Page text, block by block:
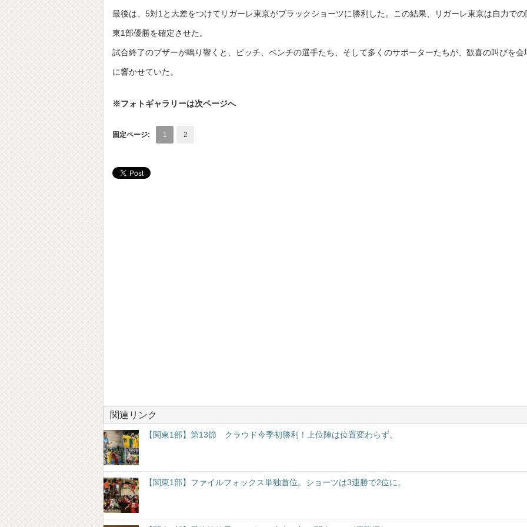
最後は、5対1と大差をつけてリガーレ東京がブラックショーツに勝利した。この結果、リガーレ東京は自力での
東1部優勝を確定させた。
試合終了のブザーが鳴り響くと、ピッチ、ベンチの選手たち、そして多くのサポーターたちが、歓喜の叫びを会
に響かせていた。
※フォトギャラリーは次ページへ
固定ページ: 1 2
関連リンク
【関東1部】第13節 クラウド今季初勝利！上位陣は位置変わらず。
【関東1部】ファイルフォックス単独首位。ショーツは3連勝で2位に。